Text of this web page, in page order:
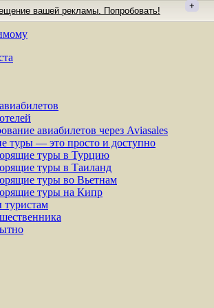
вашей рекламы. Попробовать! +
авиабилетов через Aviasales
туры — это просто и доступно
туры в Турцию
туры в Таиланд
туры во Вьетнам
туры на Кипр
туристам